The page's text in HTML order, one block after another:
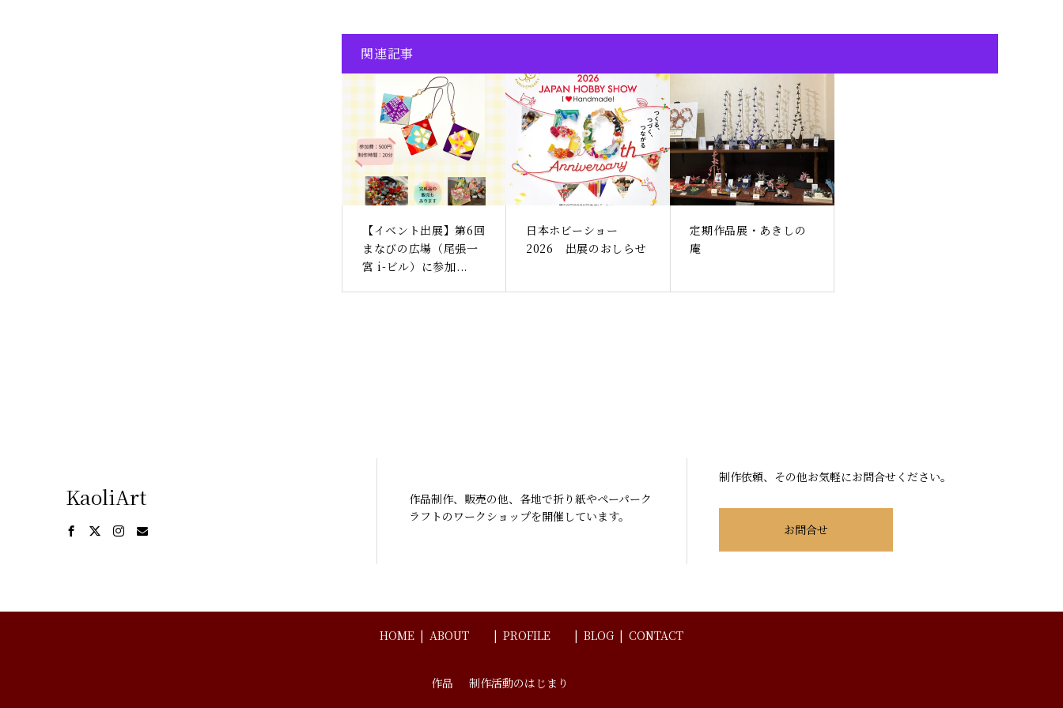
関連記事
【イベント出展】第6回
まなびの広場（尾張一
宮 i-ビル）に参加...
日本ホビーショー
2026 出展のおしらせ
定期作品展・あきしの
庵
KaoliArt
作品制作、販売の他、各地で折り紙やペーパーク
ラフトのワークショップを開催しています。
制作依頼、その他お気軽にお問合せください。
お問合せ
HOME ABOUT
作品
PROFILE
制作活動のはじまり
BLOG CONTACT